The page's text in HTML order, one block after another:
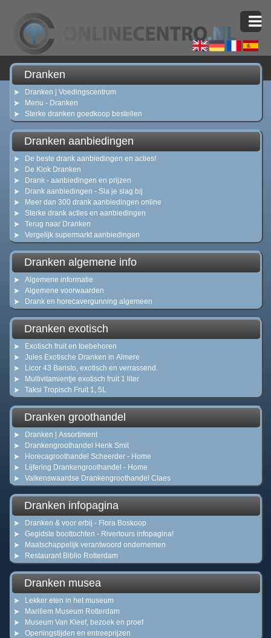
Dranken
Dranken | Voedingscentrum
Menu - Dranken
Sterke dranken goedkoop bestellen
Dranken aanbiedingen
De beste drank aanbiedingen en acties!
De Klok Dranken
Drank - aanbiedingen en prijzen
Drank aanbiedingen - Sla je slag bij
Meer dan 300 drank aanbiedingen online
Sterke drank acties en aanbiedingen
Terug naar Dranken
Vergelijk supermarkt aanbiedingen
Dranken algemene info
Algemene informatie
Algemene voorwaarden
Drank en horecavergunning algemeen
Dranken exotisch
Exotisch fruit en toebehoren
Jules Exotische Dranken in Almere
Licor 43 Baristo, exotisch en verrassend.
Multivitamientje exotisch fruit 1 liter
Taksi Tropisch Fruit 1, 5L
Dranken groothandel
Dranken | Assortiment
Drankengroothandel Henk Smit
Horecagroothandel Scheerder - Home
Lijfering Drankengroothandel - Home
Valkenswaardse Drankengroothandel Claes
Dranken infopagina
Dranken & voor erbij - Flora Boskoop
Gegidste boottochten - Rivertours infopagina!
Maatschappelijk verantwoord ondernemen
Restaurant Biblio Rotterdam
Dranken musea
Lekker eten in het museum
Maritiem Museum Rotterdam
Museum Van Kleef, bezoek en proef
Openingstijden en entreeprijzen